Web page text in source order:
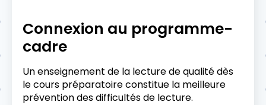
Connexion au programme-
cadre
Un enseignement de la lecture de qualité dès
le cours préparatoire constitue la meilleure
prévention des difficultés de lecture.